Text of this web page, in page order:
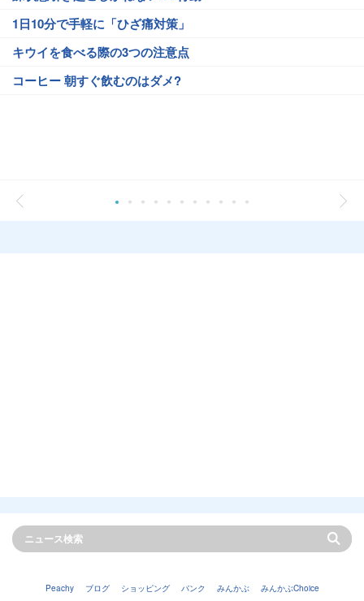
1日10分で手軽に「ひざ痛対策」
キウイを食べる際の3つの注意点
コーヒー 朝すぐ飲むのはダメ?
Peachy ブログ ショッピング バンク みんかぶ みんかぶChoice